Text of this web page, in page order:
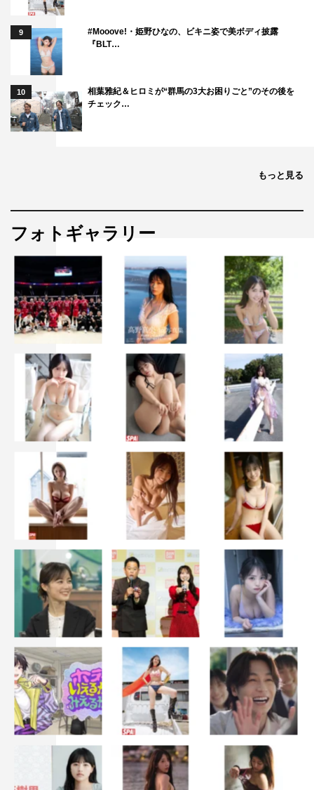
9
#Mooove!・姫野ひなの、ビキニ姿で美ボディ披露
『BLT…
10
相葉雅紀＆ヒロミが“群馬の3大お困りごと”のその後を
チェック…
もっと見る
フォトギャラリー